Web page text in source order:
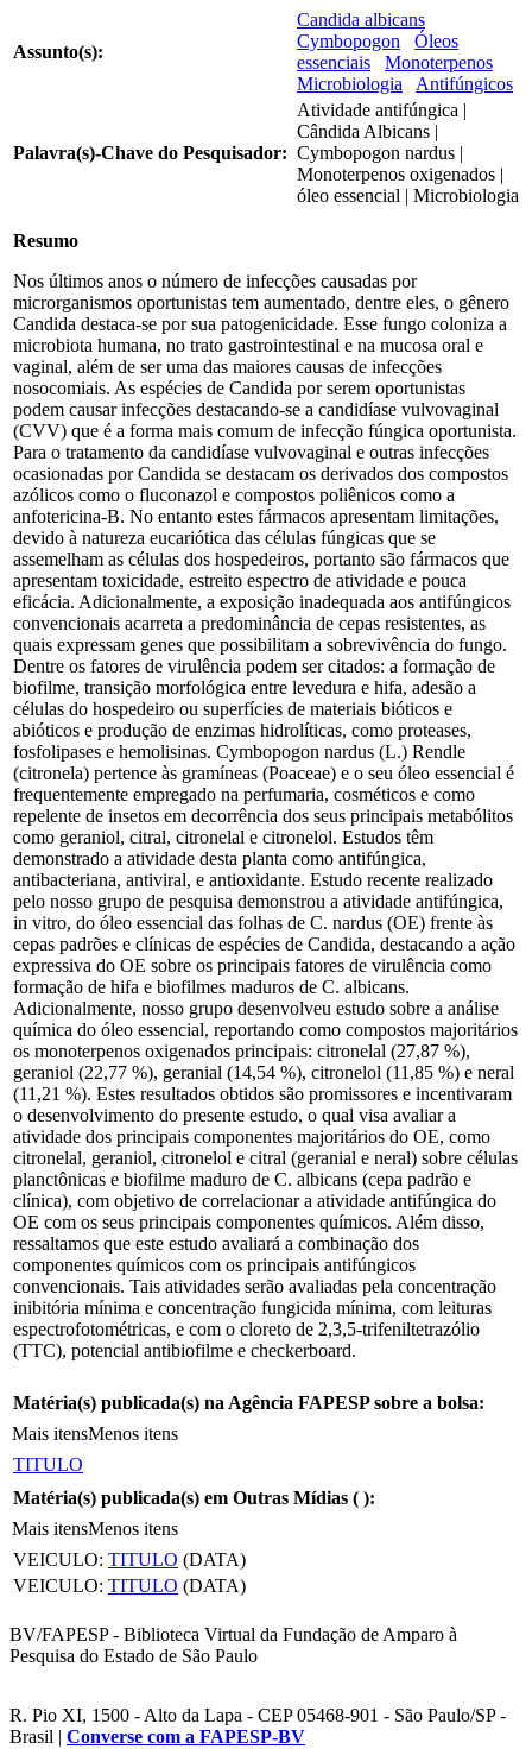
Assunto(s):
Candida albicans
Cymbopogon
Óleos
essenciais
Monoterpenos
Microbiologia
Antifúngicos
Palavra(s)-Chave do Pesquisador:
Atividade antifúngica |
Cândida Albicans |
Cymbopogon nardus |
Monoterpenos oxigenados |
óleo essencial | Microbiologia
Resumo
Nos últimos anos o número de infecções causadas por
microrganismos oportunistas tem aumentado, dentre eles, o gênero
Candida destaca-se por sua patogenicidade. Esse fungo coloniza a
microbiota humana, no trato gastrointestinal e na mucosa oral e
vaginal, além de ser uma das maiores causas de infecções
nosocomiais. As espécies de Candida por serem oportunistas
podem causar infecções destacando-se a candidíase vulvovaginal
(CVV) que é a forma mais comum de infecção fúngica oportunista.
Para o tratamento da candidíase vulvovaginal e outras infecções
ocasionadas por Candida se destacam os derivados dos compostos
azólicos como o fluconazol e compostos poliênicos como a
anfotericina-B. No entanto estes fármacos apresentam limitações,
devido à natureza eucariótica das células fúngicas que se
assemelham as células dos hospedeiros, portanto são fármacos que
apresentam toxicidade, estreito espectro de atividade e pouca
eficácia. Adicionalmente, a exposição inadequada aos antifúngicos
convencionais acarreta a predominância de cepas resistentes, as
quais expressam genes que possibilitam a sobrevivência do fungo.
Dentre os fatores de virulência podem ser citados: a formação de
biofilme, transição morfológica entre levedura e hifa, adesão a
células do hospedeiro ou superfícies de materiais bióticos e
abióticos e produção de enzimas hidrolíticas, como proteases,
fosfolipases e hemolisinas. Cymbopogon nardus (L.) Rendle
(citronela) pertence às gramíneas (Poaceae) e o seu óleo essencial é
frequentemente empregado na perfumaria, cosméticos e como
repelente de insetos em decorrência dos seus principais metabólitos
como geraniol, citral, citronelal e citronelol. Estudos têm
demonstrado a atividade desta planta como antifúngica,
antibacteriana, antiviral, e antioxidante. Estudo recente realizado
pelo nosso grupo de pesquisa demonstrou a atividade antifúngica,
in vitro, do óleo essencial das folhas de C. nardus (OE) frente às
cepas padrões e clínicas de espécies de Candida, destacando a ação
expressiva do OE sobre os principais fatores de virulência como
formação de hifa e biofilmes maduros de C. albicans.
Adicionalmente, nosso grupo desenvolveu estudo sobre a análise
química do óleo essencial, reportando como compostos majoritários
os monoterpenos oxigenados principais: citronelal (27,87 %),
geraniol (22,77 %), geranial (14,54 %), citronelol (11,85 %) e neral
(11,21 %). Estes resultados obtidos são promissores e incentivaram
o desenvolvimento do presente estudo, o qual visa avaliar a
atividade dos principais componentes majoritários do OE, como
citronelal, geraniol, citronelol e citral (geranial e neral) sobre células
planctônicas e biofilme maduro de C. albicans (cepa padrão e
clínica), com objetivo de correlacionar a atividade antifúngica do
OE com os seus principais componentes químicos. Além disso,
ressaltamos que este estudo avaliará a combinação dos
componentes químicos com os principais antifúngicos
convencionais. Tais atividades serão avaliadas pela concentração
inibitória mínima e concentração fungicida mínima, com leituras
espectrofotométricas, e com o cloreto de 2,3,5-trifeniltetrazólio
(TTC), potencial antibiofilme e checkerboard.
Matéria(s) publicada(s) na Agência FAPESP sobre a bolsa:
Mais itensMenos itens
TITULO
Matéria(s) publicada(s) em Outras Mídias ( ):
Mais itensMenos itens
VEICULO: TITULO (DATA)
VEICULO: TITULO (DATA)
BV/FAPESP - Biblioteca Virtual da Fundação de Amparo à
Pesquisa do Estado de São Paulo
R. Pio XI, 1500 - Alto da Lapa - CEP 05468-901 - São Paulo/SP -
Brasil | Converse com a FAPESP-BV